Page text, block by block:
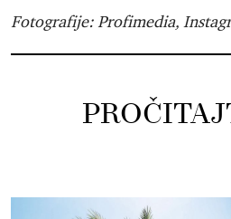
Fotografije: Profimedia,